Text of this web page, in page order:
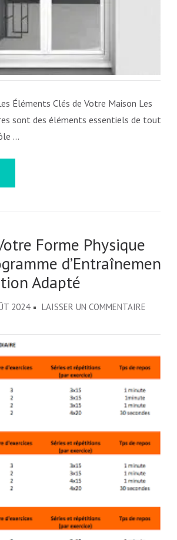
Éléments Clés de Votre Maison Les
sont des éléments essentiels de toute
…
Forme Physique
d’Entraînement
Adapté
2024 LAISSER UN COMMENTAIRE
FORME
AVEC
UN
DE
ADAPTÉ